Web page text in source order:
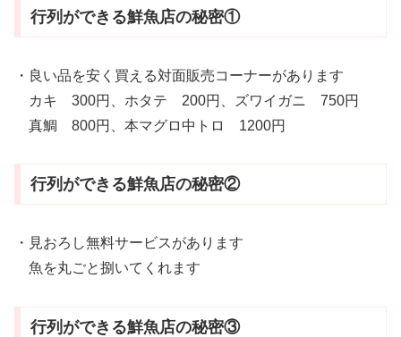
行列ができる鮮魚店の秘密①
・良い品を安く買える対面販売コーナーがあります
カキ 300円、ホタテ 200円、ズワイガニ 750円
真鯛 800円、本マグロ中トロ 1200円
行列ができる鮮魚店の秘密②
・見おろし無料サービスがあります
魚を丸ごと捌いてくれます
行列ができる鮮魚店の秘密③